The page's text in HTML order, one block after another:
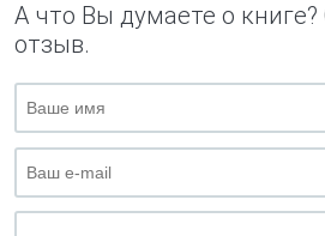
А что Вы думаете о
отзыв.